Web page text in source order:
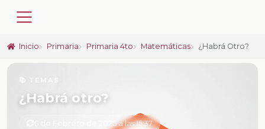
Inicio Primaria Primaria 4to Matemáticas ¿Habrá Otro?
¿Habrá otro?
6 de Febrero de 2025 a las 15:37